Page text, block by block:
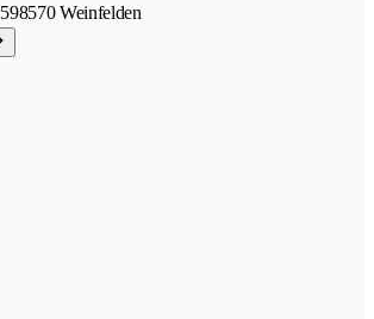
8570 Weinfelden